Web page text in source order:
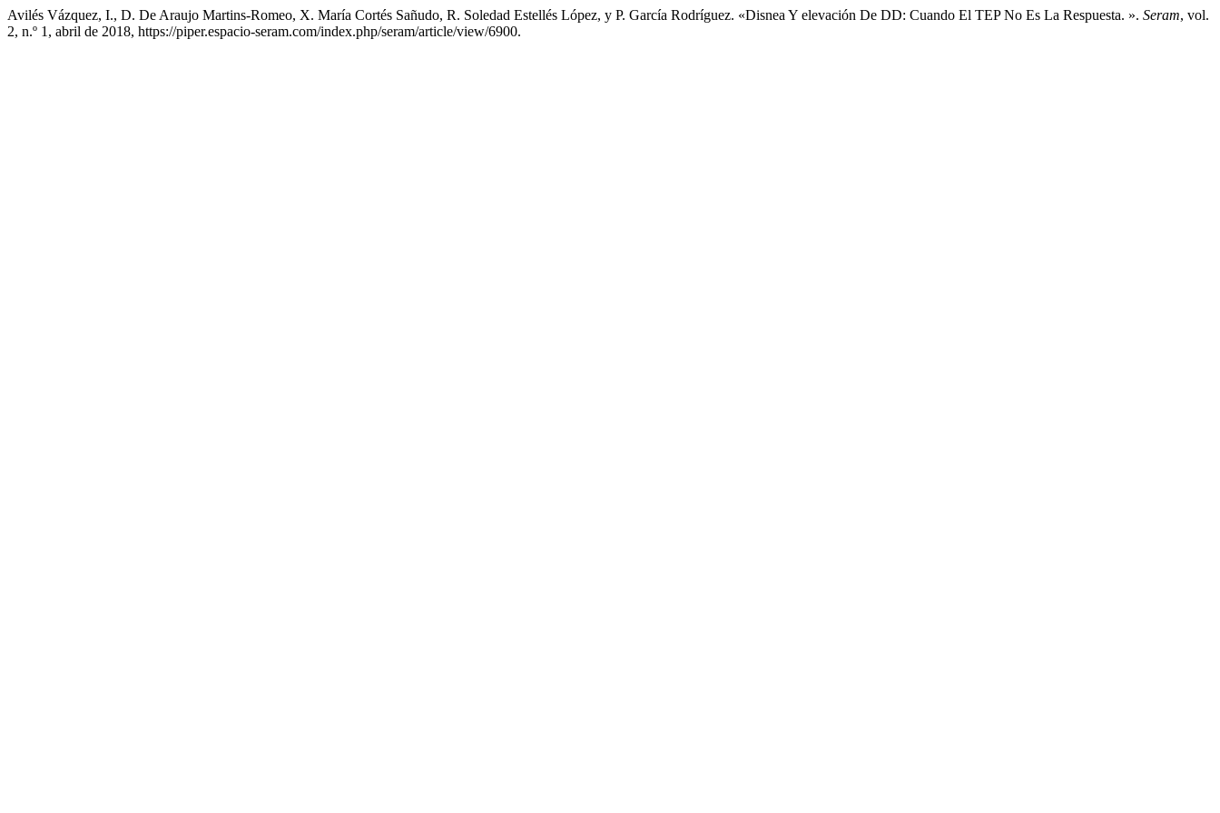
Avilés Vázquez, I., D. De Araujo Martins-Romeo, X. María Cortés Sañudo, R. Soledad Estellés López, y P. García Rodríguez. «Disnea Y elevación De DD: Cuando El TEP No Es La Respuesta. ». Seram, vol.
2, n.º 1, abril de 2018, https://piper.espacio-seram.com/index.php/seram/article/view/6900.